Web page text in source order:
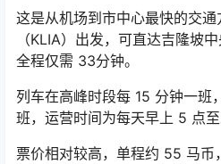
这是从机场到市中心最快的交
（KLIA）出发，可直达吉隆坡
全程仅需 33分钟。
列车在高峰时段每 15 分钟一班
班，运营时间为每天早上 5 点至
票价相对较高，单程约 55 马币